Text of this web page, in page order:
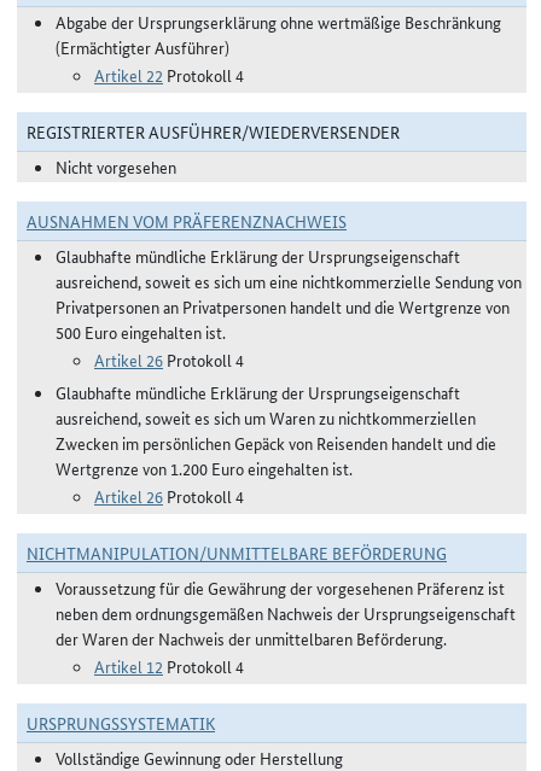
Abgabe der Ursprungserklärung ohne wertmäßige Beschränkung
(Ermächtigter Ausführer)
Artikel 22 Protokoll 4
REGISTRIERTER AUSFÜHRER/WIEDERVERSENDER
Nicht vorgesehen
AUSNAHMEN VOM PRÄFERENZNACHWEIS
Glaubhafte mündliche Erklärung der Ursprungseigenschaft
ausreichend, soweit es sich um eine nichtkommerzielle Sendung von
Privatpersonen an Privatpersonen handelt und die Wertgrenze von
500 Euro eingehalten ist.
Artikel 26 Protokoll 4
Glaubhafte mündliche Erklärung der Ursprungseigenschaft
ausreichend, soweit es sich um Waren zu nichtkommerziellen
Zwecken im persönlichen Gepäck von Reisenden handelt und die
Wertgrenze von 1.200 Euro eingehalten ist.
Artikel 26 Protokoll 4
NICHTMANIPULATION/UNMITTELBARE BEFÖRDERUNG
Voraussetzung für die Gewährung der vorgesehenen Präferenz ist
neben dem ordnungsgemäßen Nachweis der Ursprungseigenschaft
der Waren der Nachweis der unmittelbaren Beförderung.
Artikel 12 Protokoll 4
URSPRUNGSSYSTEMATIK
Vollständige Gewinnung oder Herstellung